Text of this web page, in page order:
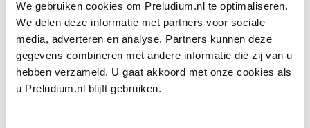
We gebruiken cookies om Preludium.nl te optimaliseren.
We delen deze informatie met partners voor sociale
media, adverteren en analyse. Partners kunnen deze
gegevens combineren met andere informatie die zij van u
hebben verzameld. U gaat akkoord met onze cookies als
u Preludium.nl blijft gebruiken.